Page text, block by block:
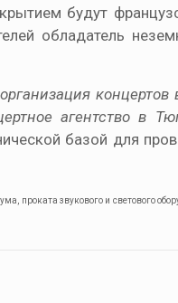
будут
обладатель
организация
агентство в
базой для
проката звукового и светового